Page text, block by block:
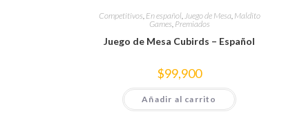
Competitivos, En español,Juego de Mesa, Maldito
Games, Premiados
Juego de Mesa Cubirds – Español
$99,900
Añadir al carrito